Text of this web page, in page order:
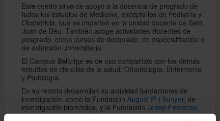
Este centro sirve de apoyo a la docencia de pregrado de
todos los estudios de Medicina, excepto los de Pediatría y
Obstetricia, que se imparten en la unidad docente de Sant
Joan de Déu. También acoge actividades docentes de
posgrado, como cursos de doctorado, de especialización o
de extensión universitaria.
El Campus Bellvitge es de uso compartido con los demás
estudios de ciencias de la salud: Odontología, Enfermería
y Podología.
En su recinto desarrollan su actividad fundaciones de
investigación, como la Fundación August Pi i Sunyer, de
investigación biomédica, y la Fundación Josep Finestres
de investigación en odontología.